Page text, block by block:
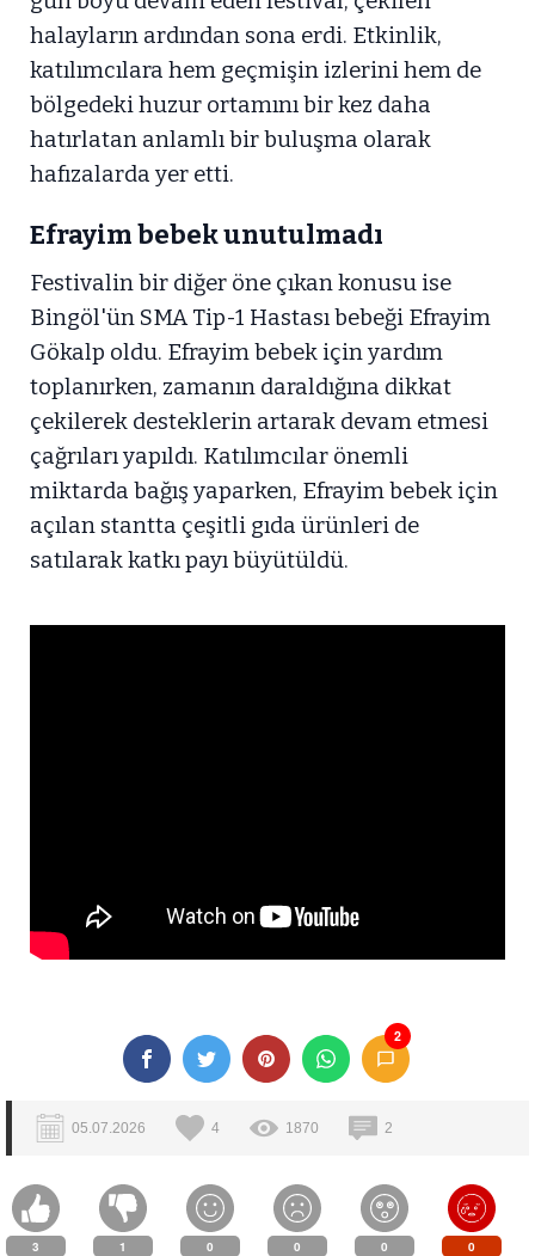
halayların ardından sona erdi. Etkinlik,
katılımcılara hem geçmişin izlerini hem de
bölgedeki huzur ortamını bir kez daha
hatırlatan anlamlı bir buluşma olarak
hafızalarda yer etti.
Efrayim bebek unutulmadı
Festivalin bir diğer öne çıkan konusu ise
Bingöl'ün SMA Tip-1 Hastası bebeği Efrayim
Gökalp oldu. Efrayim bebek için yardım
toplanırken, zamanın daraldığına dikkat
çekilerek desteklerin artarak devam etmesi
çağrıları yapıldı. Katılımcılar önemli
miktarda bağış yaparken, Efrayim bebek için
açılan stantta çeşitli gıda ürünleri de
satılarak katkı payı büyütüldü.
2
05.07.2026 4 1870 2
3 1 0 0 0 0